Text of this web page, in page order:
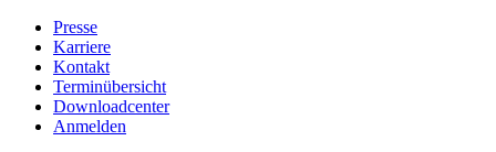
Presse
Karriere
Kontakt
Terminübersicht
Downloadcenter
Anmelden